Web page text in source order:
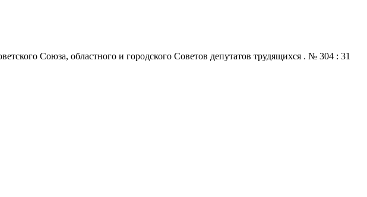
Союза, областного и городского Советов депутатов трудящихся . № 304 : 31